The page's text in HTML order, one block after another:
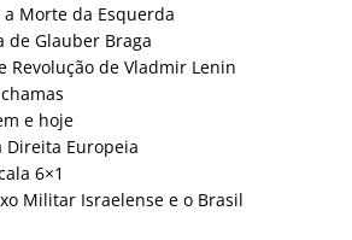
a Morte da Esquerda
de Glauber Braga
Revolução de Vladmir Lenin
e hoje
Direita Europeia
6×1
Militar Israelense e o Brasil